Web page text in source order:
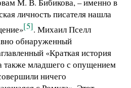
М. В. Бибикова, – именно в
личность писателя нашла
[5]. Михаил Пселл
обнаруженный
«Краткая история
также младшего с опущением
ничего